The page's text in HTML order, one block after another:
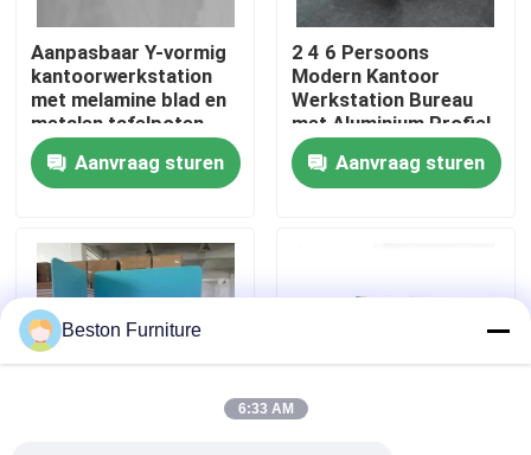
Kwaliteitscontrole
Neem contact met ons op
Gevallen
Blog
Aanpasbaar Y-vormig
kantoorwerkstation
met melamine blad en
metalen tafelpoten
Aanvraag sturen
2 4 6 Persoons
Modern Kantoor
Werkstation Bureau
met Aluminium Profiel
Stof Materiaal en
30mm Dik Paneel
Aanvraag sturen
Beston Furniture
6:33 AM